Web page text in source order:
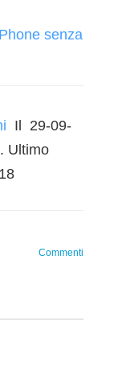
senza
Il
29-09-
. Ultimo
Commenti